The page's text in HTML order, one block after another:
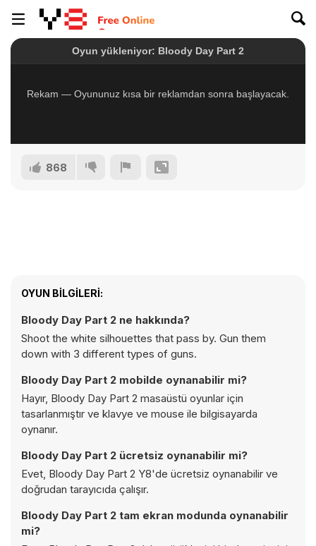
868
OYUN BILGILERI:
Bloody Day Part 2 ne hakkında?
Shoot the white silhouettes that pass by. Gun them
down with 3 different types of guns.
Bloody Day Part 2 mobilde oynanabilir mi?
Hayır, Bloody Day Part 2 masaüstü oyunlar için
tasarlanmıştır ve klavye ve mouse ile bilgisayarda
oynanır.
Bloody Day Part 2 ücretsiz oynanabilir mi?
Evet, Bloody Day Part 2 Y8'de ücretsiz oynanabilir ve
doğrudan tarayıcıda çalışır.
Bloody Day Part 2 tam ekran modunda oynanabilir
mi?